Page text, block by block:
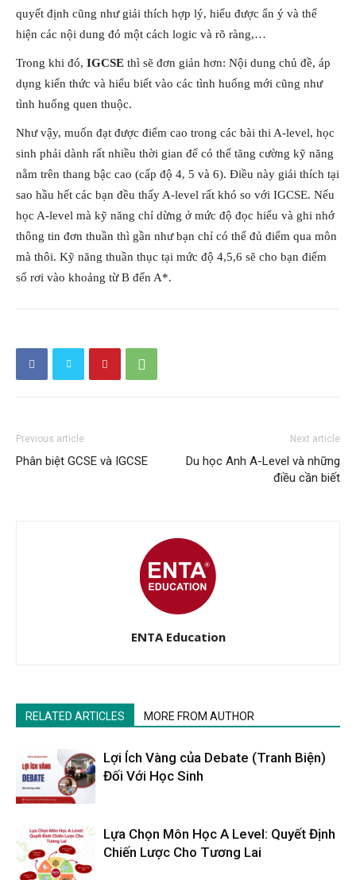
quyết định cũng như giải thích hợp lý, hiểu được ẩn ý và thể
hiện các nội dung đó một cách logic và rõ ràng,…
Trong khi đó, IGCSE thì sẽ đơn giản hơn: Nội dung chủ đề, áp
dụng kiến thức và hiểu biết vào các tình huống mới cũng như
tình huống quen thuộc.
Như vậy, muốn đạt được điểm cao trong các bài thi A-level, học
sinh phải dành rất nhiều thời gian để có thể tăng cường kỹ năng
nằm trên thang bậc cao (cấp độ 4, 5 và 6). Điều này giải thích tại
sao hầu hết các bạn đều thấy A-level rất khó so với IGCSE. Nếu
học A-level mà kỹ năng chỉ dừng ở mức độ đọc hiểu và ghi nhớ
thông tin đơn thuần thì gần như bạn chỉ có thể đủ điểm qua môn
mà thôi. Kỹ năng thuần thục tại mức độ 4,5,6 sẽ cho bạn điểm
số rơi vào khoảng từ B đến A*.
Previous article
Phân biệt GCSE và IGCSE
Next article
Du học Anh A-Level và những
điều cần biết
ENTA Education
RELATED ARTICLES MORE FROM AUTHOR
Lợi Ích Vàng của Debate (Tranh Biện)
Đối Với Học Sinh
Lựa Chọn Môn Học A Level: Quyết Định
Chiến Lược Cho Tương Lai